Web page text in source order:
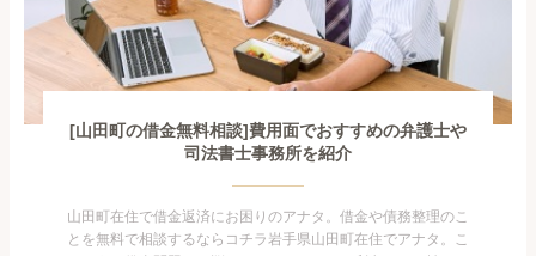
[山田町の借金無料相談]費用面でおすすめの弁護士や
司法書士事務所を紹介
山田町在住で借金返済にお困りのアナタ。借金や債務整理のこ
とを無料で相談するならコチラ岩手県山田町在住でアナタ。こ